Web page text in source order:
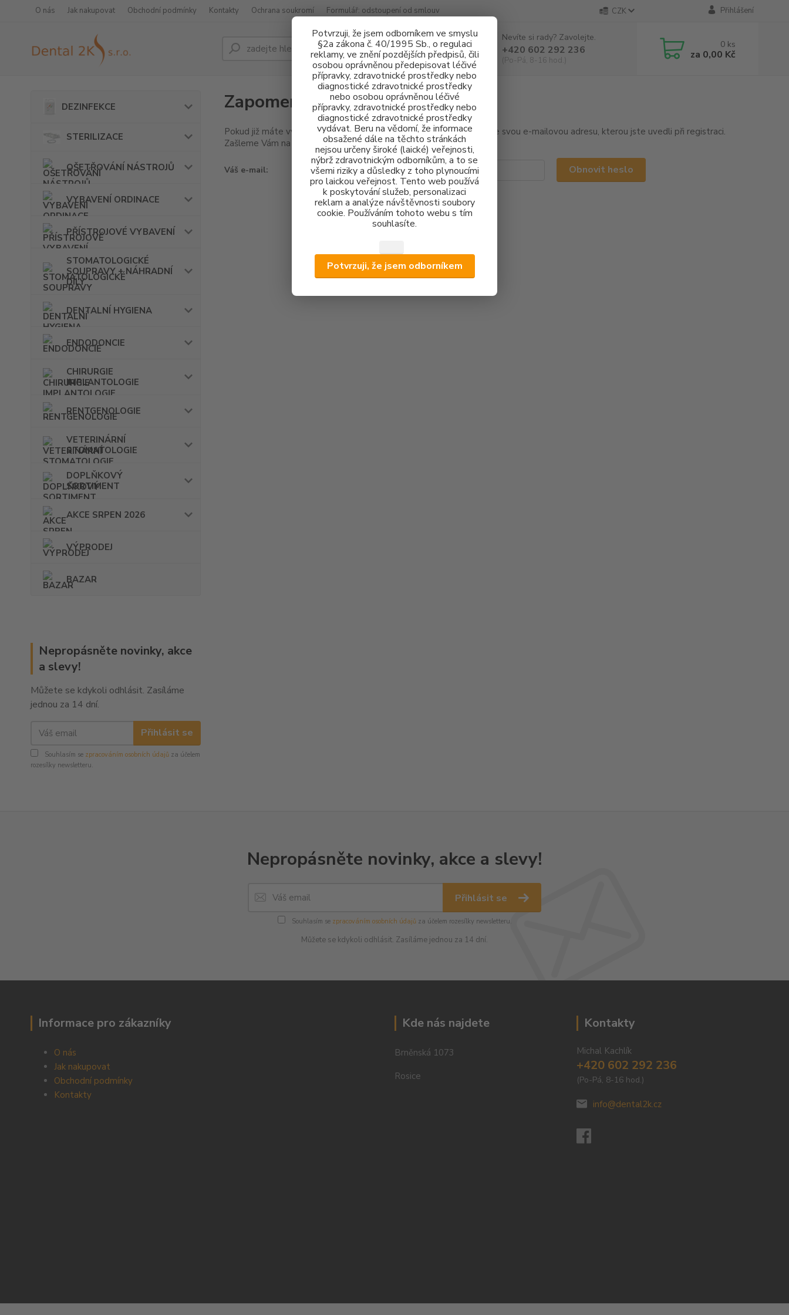
Potvrzuji, že jsem odborníkem ve smyslu
§2a zákona č. 40/1995 Sb., o regulaci
reklamy, ve znění pozdějších předpisů, čili
osobou oprávněnou předepisovat léčivé
přípravky, zdravotnické prostředky nebo
diagnostické zdravotnické prostředky
nebo osobou oprávněnou léčivé
přípravky, zdravotnické prostředky nebo
diagnostické zdravotnické prostředky
vydávat. Beru na vědomí, že informace
obsažené dále na těchto stránkách
nejsou určeny široké (laické) veřejnosti,
nýbrž zdravotnickým odborníkům, a to se
všemi riziky a důsledky z toho plynoucími
pro laickou veřejnost. Tento web používá
k poskytování služeb, personalizaci
reklam a analýze návštěvnosti soubory
cookie. Používáním tohoto webu s tím
souhlasíte.
Potvrzuji, že jsem odborníkem
O nás Jak nakupovat Obchodní podmínky Kontakty Ochrana soukromí Formulář: odstoupení od smlouv CZK Přihlášení
Hledat
Nevíte si rady? Zavolejte.
+420 602 292 236
(Po-Pá, 8-16 hod.)
0 ks
za 0,00 Kč
DEZINFEKCE
STERILIZACE
OŠETŘOVÁNÍ NÁSTROJŮ
VYBAVENÍ ORDINACE
PŘÍSTROJOVÉ VYBAVENÍ
STOMATOLOGICKÉ
SOUPRAVY + NÁHRADNÍ
DÍLY
DENTALNÍ HYGIENA
ENDODONCIE
CHIRURGIE
IMPLANTOLOGIE
RENTGENOLOGIE
VETERINÁRNÍ
STOMATOLOGIE
DOPLŇKOVÝ
SORTIMENT
AKCE SRPEN 2026
VÝPRODEJ
BAZAR
Nepropásněte novinky, akce
a slevy!
Můžete se kdykoli odhlásit. Zasíláme
jednou za 14 dní.
Přihlásit se
Souhlasím se zpracováním osobních údajů za účelem
rozesílky newsletteru.
Zapomenuté heslo
Pokud již máte vytvořený účet, ale zapomněli jste své heslo, zadejte svou e-mailovou adresu, kterou jste uvedli při registraci.
Zašleme Vám na ni e-mail s odkazem pro nastavení nového hesla.
Váš e-mail: Obnovit heslo
Nepropásněte novinky, akce a slevy!
Přihlásit se
Souhlasím se zpracováním osobních údajůza účelem rozesílky newsletteru.
Můžete se kdykoli odhlásit. Zasíláme jednou za 14 dní.
Informace pro zákazníky
O nás
Jak nakupovat
Obchodní podmínky
Kontakty
Kde nás najdete
Brněnská 1073
Rosice
Kontakty
Michal Kachlík
+420 602 292 236
(Po-Pá, 8-16 hod.)
info@dental2k.cz